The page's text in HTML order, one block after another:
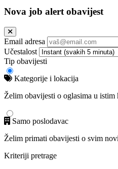
Nova job alert obavijest
Email adresa
Učestalost
Tip obavijesti
Kategorije i lokacija
Želim obavijesti o oglasima u
Samo poslodavac
Želim primati obavijesti o svim
Kriteriji pretrage